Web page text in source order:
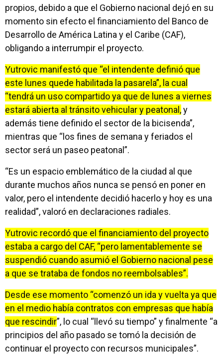
propios, debido a que el Gobierno nacional dejó en su
momento sin efecto el financiamiento del Banco de
Desarrollo de América Latina y el Caribe (CAF),
obligando a interrumpir el proyecto.
Yutrovic manifestó que “el intendente definió que
este lunes quede habilitada la pasarela”, la cual
“tendrá un uso compartido ya que de lunes a viernes
estará abierta al tránsito vehicular y peatonal,y
además tiene definido el sector de la bicisenda”,
mientras que “los fines de semana y feriados el
sector será un paseo peatonal”.
“Es un espacio emblemático de la ciudad al que
durante muchos años nunca se pensó en poner en
valor, pero el intendente decidió hacerlo y hoy es una
realidad”, valoró en declaraciones radiales.
Yutrovic recordó que el financiamiento del proyecto
estaba a cargo del CAF, “pero lamentablemente se
suspendió cuando asumió el Gobierno nacional pese
a que se trataba de fondos no reembolsables”.
Desde ese momento “comenzó un ida y vuelta ya que
en el medio había contratos con empresas que había
que rescindir”, lo cual “llevó su tiempo” y finalmente “a
principios del año pasado se tomó la decisión de
continuar el proyecto con recursos municipales”.